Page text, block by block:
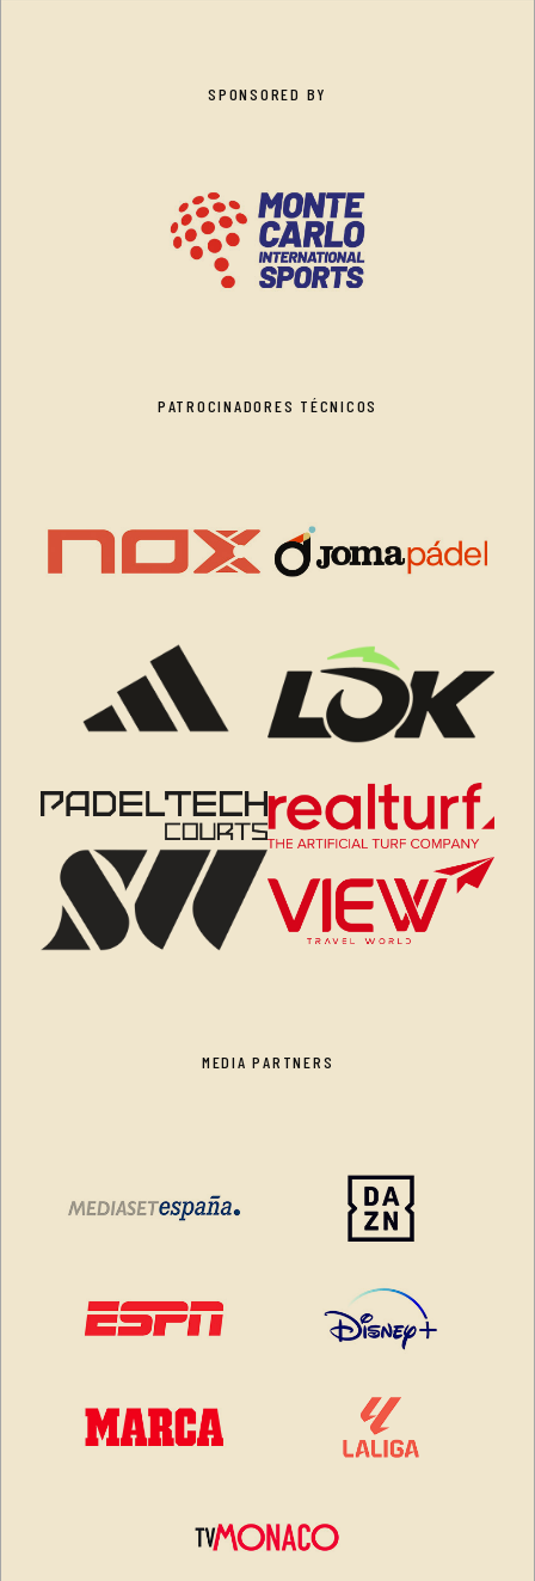
SPONSORED BY
PATROCINADORES TÉCNICOS
MEDIA PARTNERS